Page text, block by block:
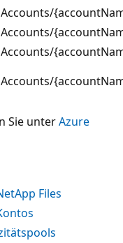
Sie unterAzure
Files